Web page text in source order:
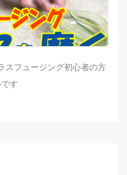
スフュージング初心者の方
す